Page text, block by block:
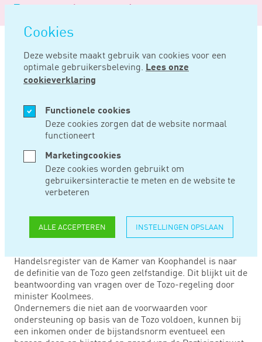
overslaan
Cookies
Deze website maakt gebruik van cookies voor een
optimale gebruikersbeleving. Lees onze
cookieverklaring
Functionele cookies
Deze cookies zorgen dat de website normaal
functioneert
Marketingcookies
Deze cookies worden gebruikt om
gebruikersinteractie te meten en de website te
verbeteren
ALLE ACCEPTEREN INSTELLINGEN OPSLAAN
Logo
Noord
Negentig
Home Nieuws Koolmees geeft toelichting op tozo-regeling
MRT 03, 2021
KOOLMEES GEEFT
TOELICHTING OP
TOZO-REGELING
Een persoon die met zijn onderneming niet uiterlijk met
Handelsregister van de Kamer van Koophandel is naar
de definitie van de Tozo geen zelfstandige. Dit blijkt uit de
beantwoording van vragen over de Tozo-regeling door
minister Koolmees.
Ondernemers die niet aan de voorwaarden voor
ondersteuning op basis van de Tozo voldoen, kunnen bij
een inkomen onder de bijstandsnorm eventueel een